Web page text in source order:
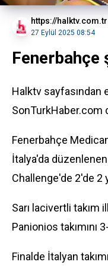
https://halktv.com.tr
27 Eylül 2025 08:54
Fenerbahçe
Halktv sayfasından
SonTurkHaber.com
Fenerbahçe
İtalya'da
Challenge'de 2'de 2
Sarı lacivertli takım
Panionios takımını
Finalde İtalyan